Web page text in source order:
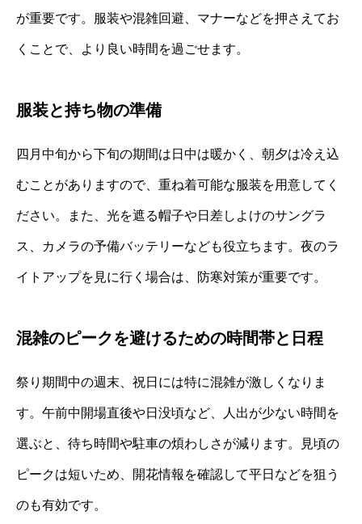
が重要です。服装や混雑回避、マナーなどを押さえてお
くことで、より良い時間を過ごせます。
服装と持ち物の準備
四月中旬から下旬の期間は日中は暖かく、朝夕は冷え込
むことがありますので、重ね着可能な服装を用意してく
ださい。また、光を遮る帽子や日差しよけのサングラ
ス、カメラの予備バッテリーなども役立ちます。夜のラ
イトアップを見に行く場合は、防寒対策が重要です。
混雑のピークを避けるための時間帯と日程
祭り期間中の週末、祝日には特に混雑が激しくなりま
す。午前中開場直後や日没頃など、人出が少ない時間を
選ぶと、待ち時間や駐車の煩わしさが減ります。見頃の
ピークは短いため、開花情報を確認して平日などを狙う
のも有効です。